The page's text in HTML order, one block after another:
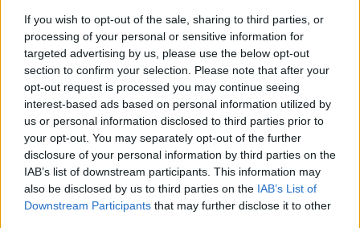
If you wish to opt-out of the sale, sharing to third parties, or
processing of your personal or sensitive information for
targeted advertising by us, please use the below opt-out
section to confirm your selection. Please note that after your
opt-out request is processed you may continue seeing
interest-based ads based on personal information utilized by
us or personal information disclosed to third parties prior to
your opt-out. You may separately opt-out of the further
disclosure of your personal information by third parties on the
IAB’s list of downstream participants. This information may
also be disclosed by us to third parties on the IAB’s List of
Downstream Participants that may further disclose it to other
egyenértékű, mintha egy
kiló sült gesztenyét lopott
volna egy utcai árustól.
Meggyőződésünk, hogy az illetékes szervek
jó ideje megfigyelés alatt tartják, ha másért
nem, hát azért, mert az egyik bank, ahol a
pénzét tartotta, már két hónapja